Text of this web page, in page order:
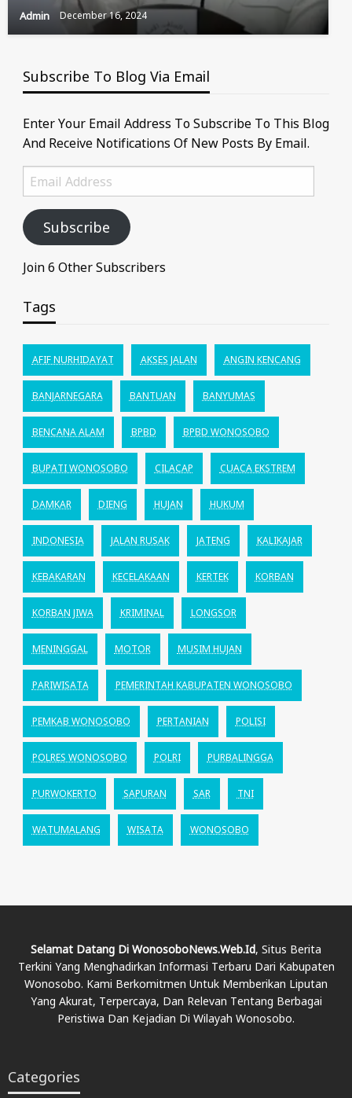
Admin December 16, 2024
Subscribe To Blog Via Email
Enter Your Email Address To Subscribe To This Blog
And Receive Notifications Of New Posts By Email.
Email
Address
Subscribe
Join 6 Other Subscribers
Tags
AFIF NURHIDAYAT AKSES JALAN ANGIN KENCANG
BANJARNEGARA BANTUAN BANYUMAS
BENCANA ALAM BPBD BPBD WONOSOBO
BUPATI WONOSOBO CILACAP CUACA EKSTREM
DAMKAR DIENG HUJAN HUKUM
INDONESIA JALAN RUSAK JATENG KALIKAJAR
KEBAKARAN KECELAKAAN KERTEK KORBAN
KORBAN JIWA KRIMINAL LONGSOR
MENINGGAL MOTOR MUSIM HUJAN
PARIWISATA PEMERINTAH KABUPATEN WONOSOBO
PEMKAB WONOSOBO PERTANIAN POLISI
POLRES WONOSOBO POLRI PURBALINGGA
PURWOKERTO SAPURAN SAR TNI
WATUMALANG WISATA WONOSOBO
Selamat Datang Di WonosoboNews.web.id, Situs Berita
Terkini Yang Menghadirkan Informasi Terbaru Dari Kabupaten
Wonosobo. Kami Berkomitmen Untuk Memberikan Liputan
Yang Akurat, Terpercaya, Dan Relevan Tentang Berbagai
Peristiwa Dan Kejadian Di Wilayah Wonosobo.
Categories